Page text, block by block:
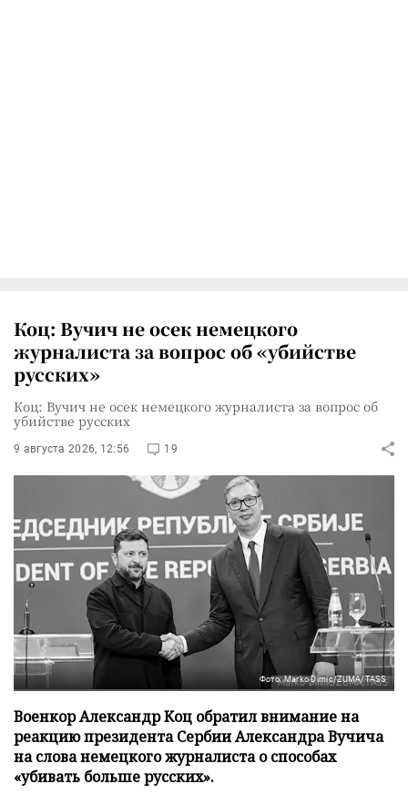
Коц: Вучич не осек немецкого
журналиста за вопрос об «убийстве
русских»
Коц: Вучич не осек немецкого журналиста за вопрос об
убийстве русских
9 августа 2026, 12:56 19
Фото: Marko Dimic/ZUMA/TASS
Военкор Александр Коц обратил внимание на
реакцию президента Сербии Александра Вучича
на слова немецкого журналиста о способах
«убивать больше русских».